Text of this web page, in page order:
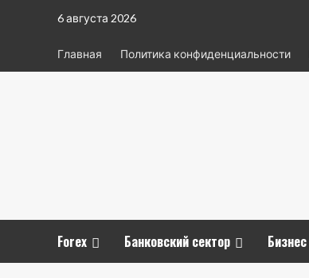
содержимому
6 августа 2026
Главная Политика конфиденциальности
Forex Банковский сектор Бизнес